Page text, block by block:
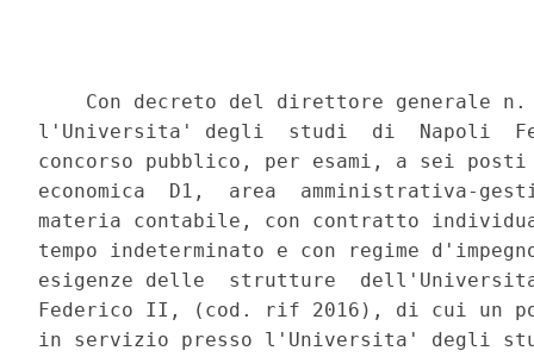
Con decreto del direttore generale
l'Universita' degli  studi  di  Napoli
concorso pubblico, per esami, a sei
economica  D1,  area  amministrativa-
materia contabile, con contratto
tempo indeterminato e con regime
esigenze delle  strutture
Federico II, (cod. rif 2016), di cui un
in servizio presso l'Universita' degli